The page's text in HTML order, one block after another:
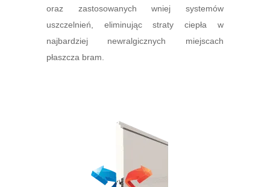
oraz zastosowanych wniej systemów
uszczelnień, eliminując straty ciepła w
najbardziej newralgicznych miejscach
płaszcza bram.